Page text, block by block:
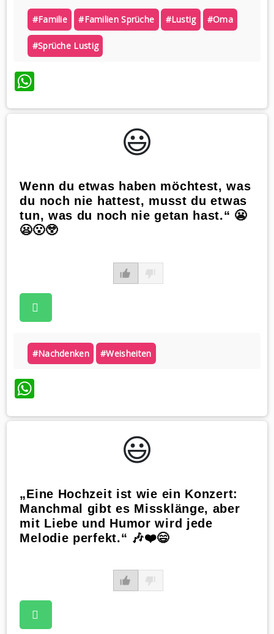
#familie #familien Sprüche #lustig #oma
#sprüche Lustig
WhatsApp
😃️
Wenn du etwas haben möchtest, was
du noch nie hattest, musst du etwas
tun, was du noch nie getan hast.“ 😬
😦😮😲
#nachdenken #weisheiten
WhatsApp
😃️
„Eine Hochzeit ist wie ein Konzert:
Manchmal gibt es Missklänge, aber
mit Liebe und Humor wird jede
Melodie perfekt.“ 🎶❤️😄